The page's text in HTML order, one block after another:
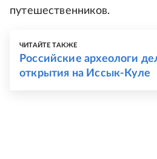
путешественников.
ЧИТАЙТЕ ТАКЖЕ
Российские археологи
открытия на Иссык-Куле